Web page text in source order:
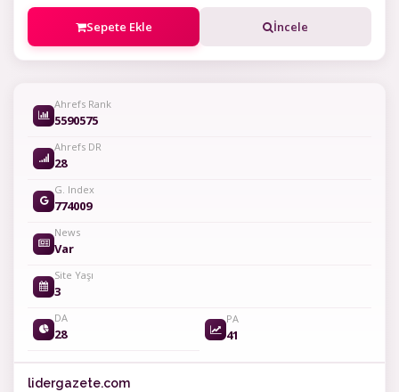
Sepete Ekle İncele
Ahrefs Rank
5590575
Ahrefs DR
28
G. Index
774009
News
Var
Site Yaşı
3
DA
28
PA
41
lidergazete.com